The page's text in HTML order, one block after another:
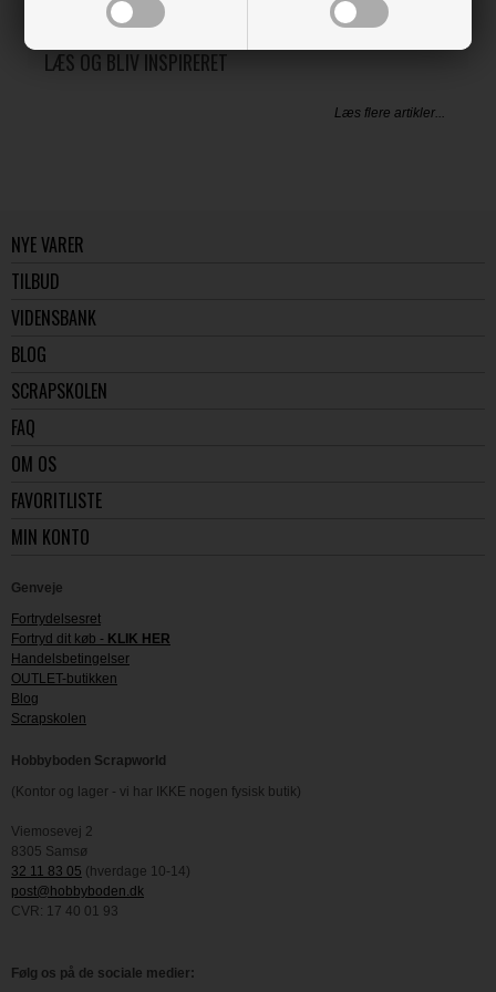
LÆS OG BLIV INSPIRERET
Læs flere artikler...
NYE VARER
TILBUD
VIDENSBANK
BLOG
SCRAPSKOLEN
FAQ
OM OS
FAVORITLISTE
MIN KONTO
Genveje
Fortrydelsesret
Fortryd dit køb - KLIK HER
Handelsbetingelser
OUTLET-butikken
Blog
Scrapskolen
Hobbyboden Scrapworld
(Kontor og lager - vi har IKKE nogen fysisk butik)
Viemosevej 2
8305 Samsø
32 11 83 05 (hverdage 10-14)
post@hobbyboden.dk
CVR: 17 40 01 93
Følg os på de sociale medier: